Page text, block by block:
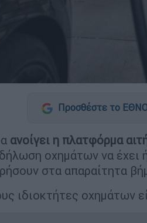
Προσθέστε το
ανοίγει η πλατφόρμα
δήλωση οχημάτων να έχει
στα απαραίτητα
ιδιοκτήτες οχημάτων